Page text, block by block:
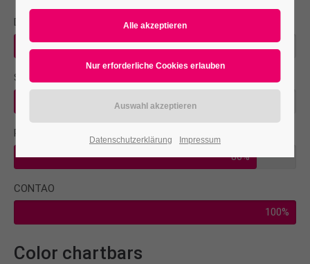
DESIGN
75%
SEO
65%
PRINT
86%
CONTAO
100%
Color chartbars
Datenschutzerklärung Impressum